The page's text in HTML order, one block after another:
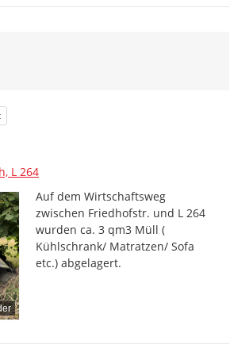
Äußerung
L 264
Auf dem Wirtschaftsweg
zwischen Friedhofstr. und L 264
wurden ca. 3 qm3 Müll (
Kühlschrank/ Matratzen/ Sofa
etc.) abgelagert.